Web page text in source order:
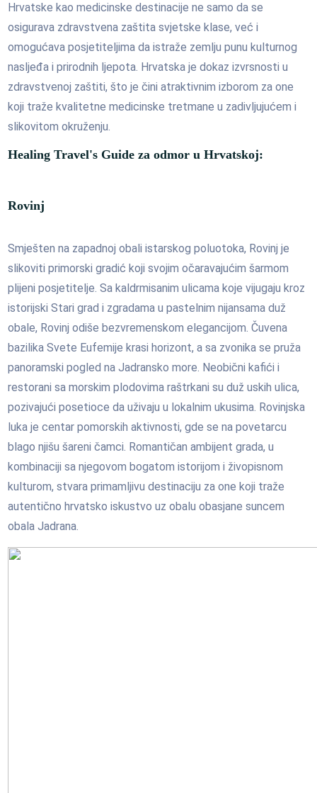
Hrvatske kao medicinske destinacije ne samo da se
osigurava zdravstvena zaštita svjetske klase, već i
omogućava posjetiteljima da istraže zemlju punu kulturnog
nasljeđa i prirodnih ljepota. Hrvatska je dokaz izvrsnosti u
zdravstvenoj zaštiti, što je čini atraktivnim izborom za one
koji traže kvalitetne medicinske tretmane u zadivljujućem i
slikovitom okruženju.
Healing Travel's Guide za odmor u Hrvatskoj:
Rovinj
Smješten na zapadnoj obali istarskog poluotoka, Rovinj je
slikoviti primorski gradić koji svojim očaravajućim šarmom
plijeni posjetitelje. Sa kaldrmisanim ulicama koje vijugaju kroz
istorijski Stari grad i zgradama u pastelnim nijansama duž
obale, Rovinj odiše bezvremenskom elegancijom. Čuvena
bazilika Svete Eufemije krasi horizont, a sa zvonika se pruža
panoramski pogled na Jadransko more. Neobični kafići i
restorani sa morskim plodovima raštrkani su duž uskih ulica,
pozivajući posetioce da uživaju u lokalnim ukusima. Rovinjska
luka je centar pomorskih aktivnosti, gde se na povetarcu
blago njišu šareni čamci. Romantičan ambijent grada, u
kombinaciji sa njegovom bogatom istorijom i živopisnom
kulturom, stvara primamljivu destinaciju za one koji traže
autentično hrvatsko iskustvo uz obalu obasjane suncem
obala Jadrana.